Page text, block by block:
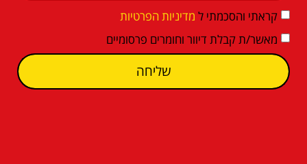
קראתי והסכמתי ל מדיניות הפרטיות
מאשר/ת קבלת דיוור וחומרים פרסומיים
שליחה